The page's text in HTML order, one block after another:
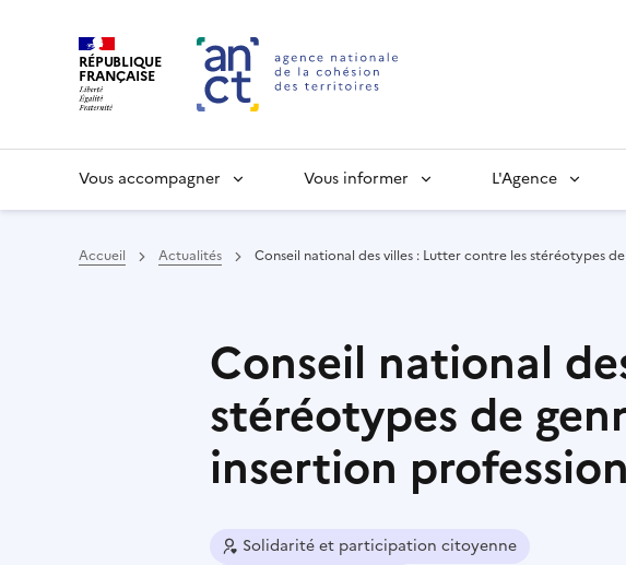
RÉPUBLIQUE
FRANÇAISE
Vous accompagner Vous informer L'Agence
Accueil Actualités Conseil national des villes : Lutter contre les stéréotypes
Conseil national
stéréotypes de
insertion
Solidarité et participation citoyenne